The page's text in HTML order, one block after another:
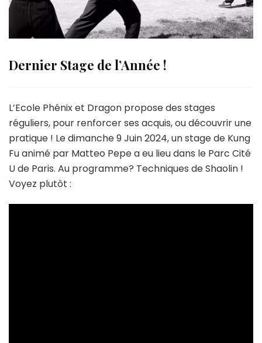
Dernier Stage de l’Année !
L’Ecole Phénix et Dragon propose des stages
réguliers, pour renforcer ses acquis, ou découvrir une
pratique ! Le dimanche 9 Juin 2024, un stage de Kung
Fu animé par Matteo Pepe a eu lieu dans le Parc Cité
U de Paris. Au programme? Techniques de Shaolin !
Voyez plutôt :